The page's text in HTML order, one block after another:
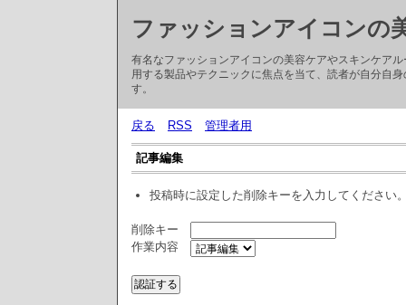
ファッションアイコンの
有名なファッションアイコンの美容ケアやスキンケア
用する製品やテクニックに焦点を当て、読者が自分自
す。
戻る RSS 管理者用
記事編集
投稿時に設定した削除キーを入力してください
削除キー
作業内容